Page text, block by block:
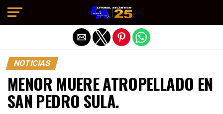
NOTICIAS
MENOR MUERE ATROPELLADO EN
SAN PEDRO SULA.
Salir de la versión móvil